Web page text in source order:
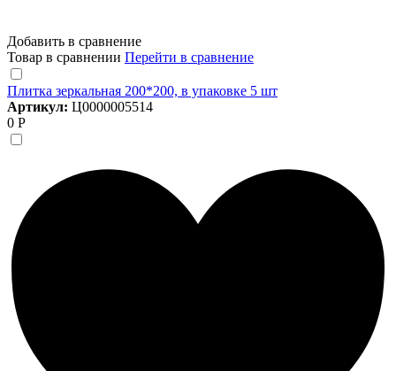
Добавить в сравнение
Товар в сравнении Перейти в сравнение
Плитка зеркальная 200*200, в упаковке 5 шт
Артикул: Ц0000005514
0 Р